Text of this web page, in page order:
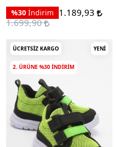
%30 İndirim
1.189,93
1.699,90
ÜCRETSIZ KARGO YENI
2. ÜRÜNE %30 INDIRIM